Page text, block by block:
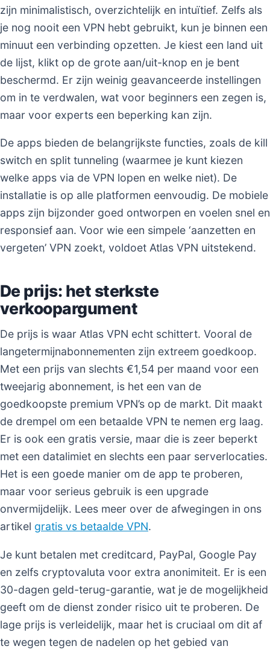
zijn minimalistisch, overzichtelijk en intuïtief. Zelfs als
je nog nooit een VPN hebt gebruikt, kun je binnen een
minuut een verbinding opzetten. Je kiest een land uit
de lijst, klikt op de grote aan/uit-knop en je bent
beschermd. Er zijn weinig geavanceerde instellingen
om in te verdwalen, wat voor beginners een zegen is,
maar voor experts een beperking kan zijn.
De apps bieden de belangrijkste functies, zoals de kill
switch en split tunneling (waarmee je kunt kiezen
welke apps via de VPN lopen en welke niet). De
installatie is op alle platformen eenvoudig. De mobiele
apps zijn bijzonder goed ontworpen en voelen snel en
responsief aan. Voor wie een simpele ‘aanzetten en
vergeten’ VPN zoekt, voldoet Atlas VPN uitstekend.
De prijs: het sterkste
verkoopargument
De prijs is waar Atlas VPN echt schittert. Vooral de
langetermijnabonnementen zijn extreem goedkoop.
Met een prijs van slechts €1,54 per maand voor een
tweejarig abonnement, is het een van de
goedkoopste premium VPN’s op de markt. Dit maakt
de drempel om een betaalde VPN te nemen erg laag.
Er is ook een gratis versie, maar die is zeer beperkt
met een datalimiet en slechts een paar serverlocaties.
Het is een goede manier om de app te proberen,
maar voor serieus gebruik is een upgrade
onvermijdelijk. Lees meer over de afwegingen in ons
artikel gratis vs betaalde VPN.
Je kunt betalen met creditcard, PayPal, Google Pay
en zelfs cryptovaluta voor extra anonimiteit. Er is een
30-dagen geld-terug-garantie, wat je de mogelijkheid
geeft om de dienst zonder risico uit te proberen. De
lage prijs is verleidelijk, maar het is cruciaal om dit af
te wegen tegen de nadelen op het gebied van